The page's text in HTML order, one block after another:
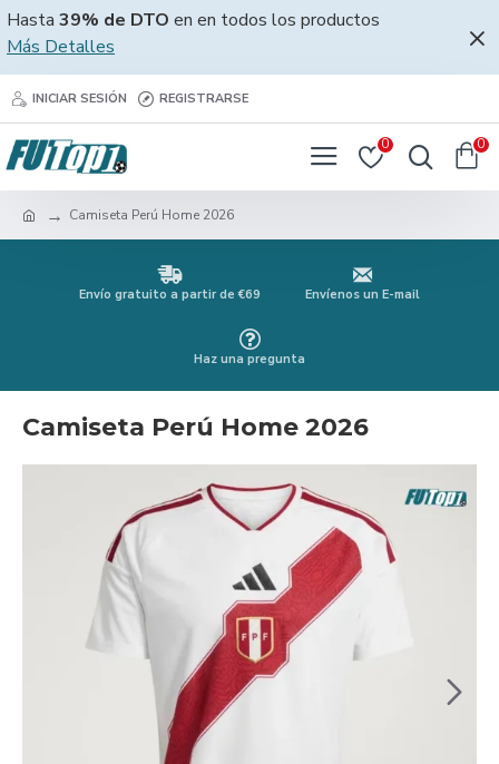
Hasta 39% de DTO en en todos los productos
Más Detalles
INICIAR SESIÓN REGISTRARSE
0 0
Camiseta Perú Home 2026
Envío gratuito a partir de €69 Envíenos un E-mail
Haz una pregunta
Camiseta Perú Home 2026